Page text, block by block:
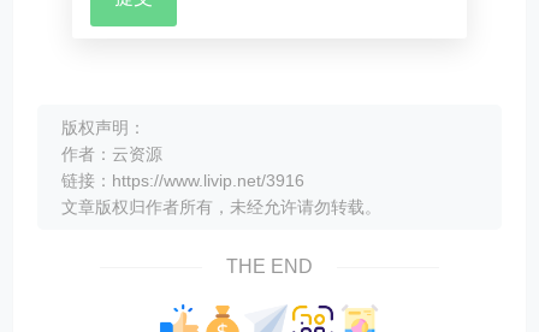
版权声明：
作者：云资源
链接：https://www.livip.net/3916
文章版权归作者所有，未经允许请勿转载。
THE END